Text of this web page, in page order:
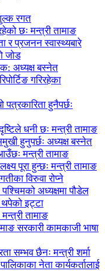
रगत
छः मन्त्री तामाङ
र प्रजनन स्वास्थ्यबारे
जोड
अध्यक्ष बस्नेत
गरिरहेका
हुनैपर्छः
धनी छः मन्त्री तामाङ
हुनुपर्छः अध्यक्ष बस्नेत
मन्त्री तामाङ
पूरा हुन्छः मन्त्री तामाङ
विरुवा रोप्ने
अध्यक्षमा पौडेल
इट्टा
तामाङ
सरकारी कामकाजी भाषा
सम्भव छैनः मन्त्री शर्मा
नेता कार्यकर्तालाई